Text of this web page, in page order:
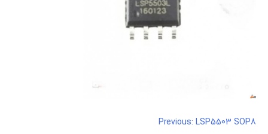
راهبری
Previous: LSP5503 SOP8